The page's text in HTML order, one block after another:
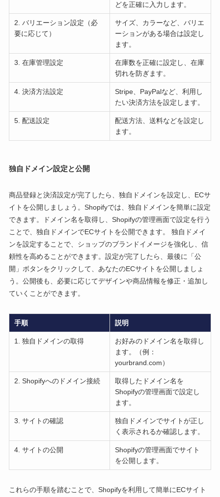
どを正確に入力します。
2. バリエーション設定（必
要に応じて）
サイズ、カラーなど、バリエ
ーションがある場合は設定し
ます。
3. 在庫管理設定
在庫数を正確に設定し、在庫
切れを防ぎます。
4. 決済方法設定
Stripe、PayPalなど、利用し
たい決済方法を設定します。
5. 配送設定
配送方法、送料などを設定し
ます。
独自ドメイン設定と公開
商品登録と決済設定が完了したら、独自ドメインを設定し、ECサ
イトを公開しましょう。Shopifyでは、独自ドメインを簡単に設定
できます。ドメイン名を取得し、Shopifyの管理画面で設定を行う
ことで、独自ドメインでECサイトを公開できます。 独自ドメイ
ンを設定することで、ショップのブランドイメージを強化し、信
頼性を高めることができます。設定が完了したら、最後に「公
開」ボタンをクリックして、あなたのECサイトを公開しましょ
う。公開後も、必要に応じてデザインや商品情報を修正・追加し
ていくことができます。
手順 説明
1. 独自ドメインの取得
お好みのドメイン名を取得し
ます。（例：
yourbrand.com）
2. Shopifyへのドメイン接続
取得したドメイン名を
Shopifyの管理画面で設定し
ます。
3. サイトの確認
独自ドメインでサイトが正し
く表示されるか確認します。
4. サイトの公開
Shopifyの管理画面でサイト
を公開します。
これらの手順を踏むことで、Shopifyを利用して簡単にECサイト